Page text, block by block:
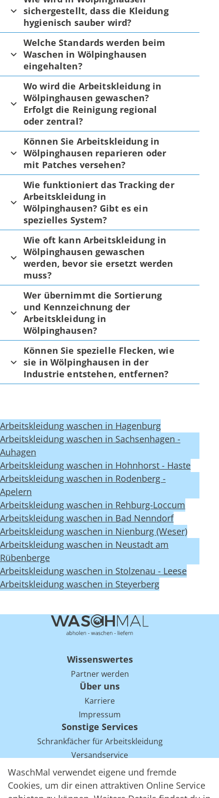
WaschMal verwendet eigene und fremde
Cookies, um dir einen attraktiven Online Service
sichergestellt, dass die Kleidung
hygienisch sauber wird?
Welche Standards werden beim
Waschen in Wölpinghausen
eingehalten?
Wo wird die Arbeitskleidung in
Wölpinghausen gewaschen?
Erfolgt die Reinigung regional
oder zentral?
Können Sie Arbeitskleidung in
Wölpinghausen reparieren oder
mit Patches versehen?
Wie funktioniert das Tracking der
Arbeitskleidung in
Wölpinghausen? Gibt es ein
spezielles System?
Wie oft kann Arbeitskleidung in
Wölpinghausen gewaschen
werden, bevor sie ersetzt werden
muss?
Wer übernimmt die Sortierung
und Kennzeichnung der
Arbeitskleidung in
Wölpinghausen?
Können Sie spezielle Flecken, wie
sie in Wölpinghausen in der
Industrie entstehen, entfernen?
Arbeitskleidung waschen in Hagenburg
Arbeitskleidung waschen in Sachsenhagen -
Auhagen
Arbeitskleidung waschen in Hohnhorst - Haste
Arbeitskleidung waschen in Rodenberg -
Apelern
Arbeitskleidung waschen in Rehburg-Loccum
Arbeitskleidung waschen in Bad Nenndorf
Arbeitskleidung waschen in Nienburg (Weser)
Arbeitskleidung waschen in Neustadt am
Rübenberge
Arbeitskleidung waschen in Stolzenau - Leese
Arbeitskleidung waschen in Steyerberg
Wissenswertes
Partner werden
Über uns
Karriere
Impressum
Sonstige Services
Schrankfächer für Arbeitskleidung
Versandservice
Einsparpotentiale für Mietwäsche bei Arbeitskleidung
Arbeitskleidung Tracking mit RFID